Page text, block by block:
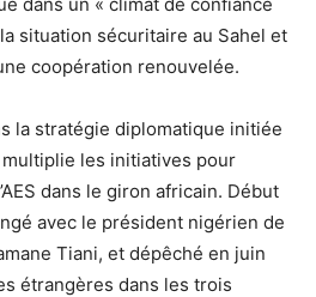
situation sécuritaire au Sahel et
coopération renouvelée.
la stratégie diplomatique initiée
les initiatives pour
dans le giron africain. Début
avec le président nigérien de
Tiani, et dépêché en juin
étrangères dans les trois